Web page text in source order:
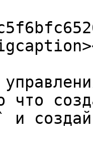
что
и